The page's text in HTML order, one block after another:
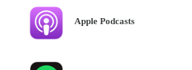
Apple Podcasts